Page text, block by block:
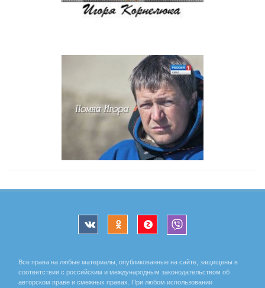
Все права на любые материалы, опубликованные на сайте, защищены в
соответствии с российским и международным законодательством об
авторском праве и смежных правах. При любом использовании